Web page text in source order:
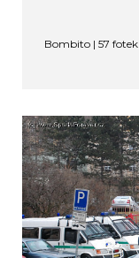
Bombito | 57 fotek